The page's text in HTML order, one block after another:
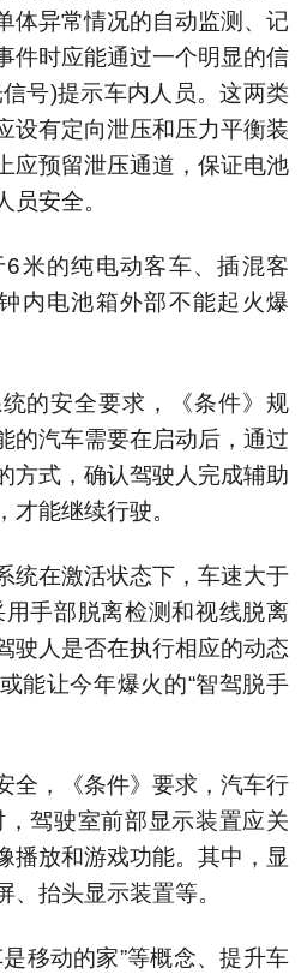
体异常情况的自动监测、记
件时应能通过一个明显的信
号)提示车内人员。这两类
设有定向泄压和压力平衡装
应预留泄压通道，保证电池
员安全。
米的纯电动客车、插混客
内电池箱外部不能起火爆
的安全要求，《条件》规
的汽车需要在启动后，通过
方式，确认驾驶人完成辅助
才能继续行驶。
统在激活状态下，车速大于
手部脱离检测和视线脱离
驶人是否在执行相应的动态
能让今年爆火的“智驾脱手
全，《条件》要求，汽车行
驾驶室前部显示装置应关
播放和游戏功能。其中，显
、抬头显示装置等。
移动的家”等概念、提升车